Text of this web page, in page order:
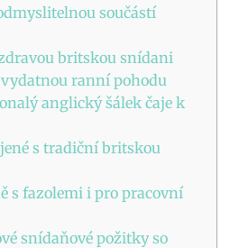
součástí
britskou snídani
ranní pohodu
anglický šálek čaje k
s tradiční britskou
s fazolemi i pro pracovní
snídaňové požitky so